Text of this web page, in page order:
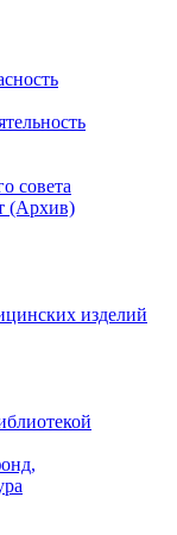
совета
(Архив)
изделий